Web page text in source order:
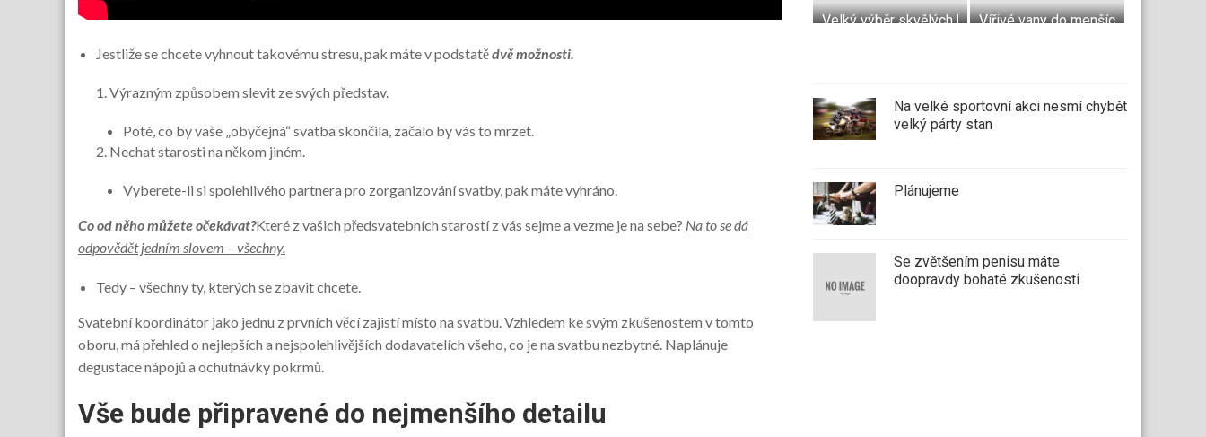
Jestliže se chcete vyhnout takovému stresu, pak máte v podstatědvě možnosti.
Výrazným způsobem slevit ze svých představ.
Poté, co by vaše „obyčejná“ svatba skončila, začalo by vás to mrzet.
Nechat starosti na někom jiném.
Vyberete-li si spolehlivého partnera pro zorganizování svatby, pak máte vyhráno.
Co od něho můžete očekávat?Které z vašich předsvatebních starostí z vás sejme a vezme je na sebe? Na to se dá
odpovědět jedním slovem – všechny.
Tedy – všechny ty, kterých se zbavit chcete.
Svatební koordinátor jako jednu z prvních věcí zajistímísto na svatbu. Vzhledem ke svým zkušenostem v tomto
oboru, má přehled o nejlepších a nejspolehlivějších dodavatelích všeho, co je na svatbu nezbytné. Naplánuje
degustace nápojů a ochutnávky pokrmů.
Vše bude připravené do nejmenšího detailu
Velký výběr skvělých krytin do bytuVířivé vany do menších interiérů
Na velké sportovní akci nesmí chybět
velký párty stan
Plánujeme
Se zvětšením penisu máte
doopravdy bohaté zkušenosti